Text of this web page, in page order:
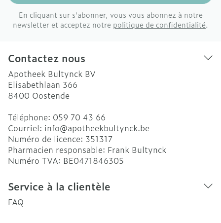
En cliquant sur s'abonner, vous vous abonnez à notre
newsletter et acceptez notre politique de confidentialité.
Contactez nous
Apotheek Bultynck BV
Elisabethlaan 366
8400 Oostende
Téléphone: 059 70 43 66
Courriel: info@apotheekbultynck.be
Numéro de licence: 351317
Pharmacien responsable: Frank Bultynck
Numéro TVA: BE0471846305
Service à la clientèle
FAQ